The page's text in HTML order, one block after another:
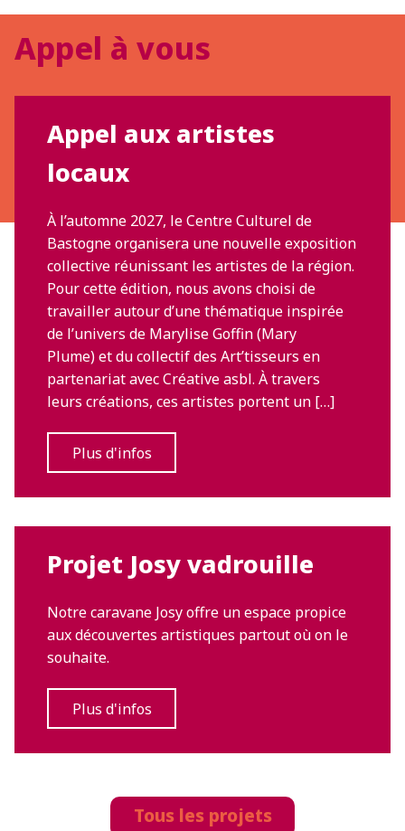
Appel à vous
Appel aux artistes
locaux
À l’automne 2027, le Centre Culturel de
Bastogne organisera une nouvelle exposition
collective réunissant les artistes de la région.
Pour cette édition, nous avons choisi de
travailler autour d’une thématique inspirée
de l’univers de Marylise Goffin (Mary
Plume) et du collectif des Art’tisseurs en
partenariat avec Créative asbl. À travers
leurs créations, ces artistes portent un […]
Plus d'infos
Projet Josy vadrouille
Notre caravane Josy offre un espace propice
aux découvertes artistiques partout où on le
souhaite.
Plus d'infos
Tous les projets